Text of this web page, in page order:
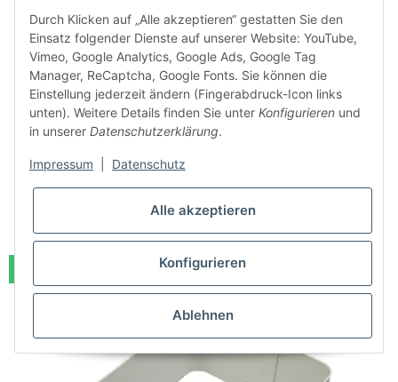
allaway Düsenhalter
Lieferzeit:1 - 3 Werktage(DE - Ausland abweichend)
Durch Klicken auf „Alle akzeptieren“ gestatten Sie den
Einsatz folgender Dienste auf unserer Website: YouTube,
Vimeo, Google Analytics, Google Ads, Google Tag
Manager, ReCaptcha, Google Fonts. Sie können die
Einstellung jederzeit ändern (Fingerabdruck-Icon links
unten). Weitere Details finden Sie unter Konfigurieren und
in unserer Datenschutzerklärung.
Impressum Datenschutz
Alle akzeptieren
Konfigurieren
Ablehnen